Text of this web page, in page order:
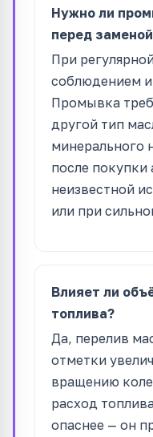
Нужно ли
перед
При
соблюдением
Промывка
другой тип
минерального
после покупки
неизвестной
или при
Влияет ли
топлива?
Да, перелив
отметки
вращению
расход
опаснее — он